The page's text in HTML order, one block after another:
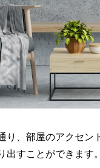
り、部屋のアクセ
すことができます。